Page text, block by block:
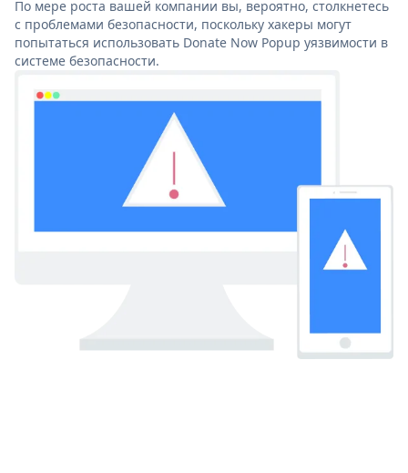
По мере роста вашей компании вы, вероятно, столкнетесь
с проблемами безопасности, поскольку хакеры могут
попытаться использовать Donate Now Popup уязвимости в
системе безопасности.